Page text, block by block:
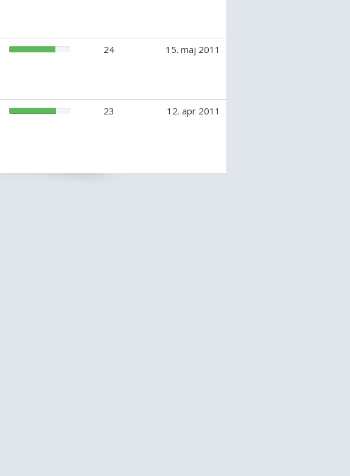
24 15. maj 2011
23 12. apr 2011